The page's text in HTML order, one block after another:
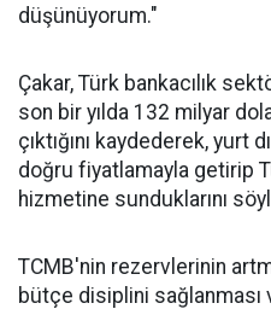
düşünüyorum."
Çakar, Türk bankacılık
son bir yılda 132 milyar
çıktığını kaydederek, yurt
doğru fiyatlamayla getirip
hizmetine sunduklarını
TCMB'nin rezervlerinin
bütçe disiplini sağlanması